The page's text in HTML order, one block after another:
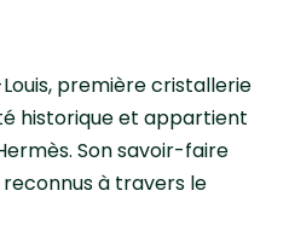
première cristallerie
historique et appartient
Son savoir-faire
à travers le